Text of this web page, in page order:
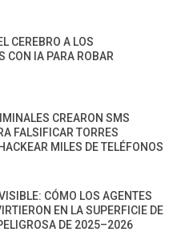
CEREBRO A LOS
CON IA PARA ROBAR
CREARON SMS
FALSIFICAR TORRES
MILES DE TELÉFONOS
CÓMO LOS AGENTES
EN LA SUPERFICIE DE
DE 2025–2026